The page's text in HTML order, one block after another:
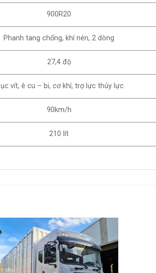
900R20
Phanh tang chống, khí nén, 2 dòng
27,4 độ
vít, ê cu – bi, cơ khí, trợ lực thủy lực
90km/h
210 lít
Add to
wishlist